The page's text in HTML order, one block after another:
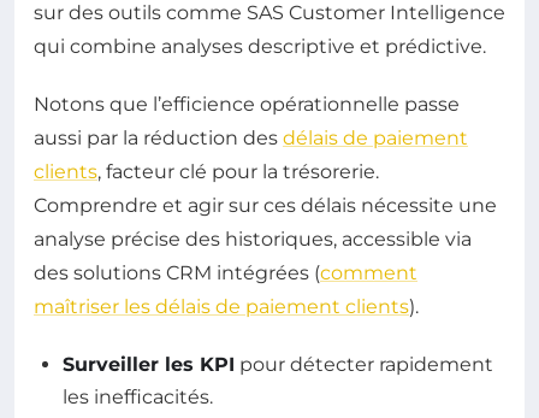
sur des outils comme SAS Customer Intelligence
qui combine analyses descriptive et prédictive.
Notons que l’efficience opérationnelle passe
aussi par la réduction des délais de paiement
clients, facteur clé pour la trésorerie.
Comprendre et agir sur ces délais nécessite une
analyse précise des historiques, accessible via
des solutions CRM intégrées (comment
maîtriser les délais de paiement clients).
Surveiller les KPI pour détecter rapidement
les inefficacités.